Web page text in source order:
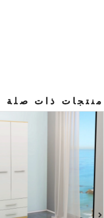
منتجات ذات صلة